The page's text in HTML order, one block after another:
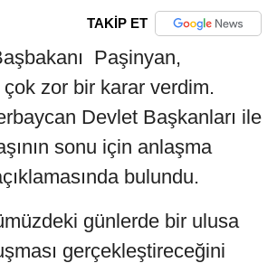
TAKİP ET
Paşinyan,
zor bir karar verdim.
Devlet Başkanları ile
sonu için anlaşma
bulundu.
günlerde bir ulusa
gerçekleştireceğini